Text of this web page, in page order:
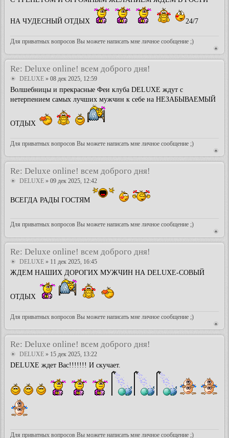
НА ЧУДЕСНЫЙ ОТДЫХ 24/7
Для приватных вопросов Вы можете написать мне личное сообщение ;)
Re: Deluxe online! всем доброго дня!
DELUXE » 08 дек 2025, 12:59
Волшебницы и прекрасные Феи клуба DELUXE ждут с
нетерпением самых лучших мужчин к себе на НЕЗАБЫВАЕМЫЙ
ОТДЫХ
Для приватных вопросов Вы можете написать мне личное сообщение ;)
Re: Deluxe online! всем доброго дня!
DELUXE » 09 дек 2025, 12:42
ВСЕГДА РАДЫ ГОСТЯМ
Для приватных вопросов Вы можете написать мне личное сообщение ;)
Re: Deluxe online! всем доброго дня!
DELUXE » 11 дек 2025, 16:45
ЖДЕМ НАШИХ ДОРОГИХ МУЖЧИН НА DELUXE-СОВЫЙ
ОТДЫХ
Для приватных вопросов Вы можете написать мне личное сообщение ;)
Re: Deluxe online! всем доброго дня!
DELUXE » 15 дек 2025, 13:22
DELUXE ждет Вас!!!!!!! И скучает.
Для приватных вопросов Вы можете написать мне личное сообщение ;)